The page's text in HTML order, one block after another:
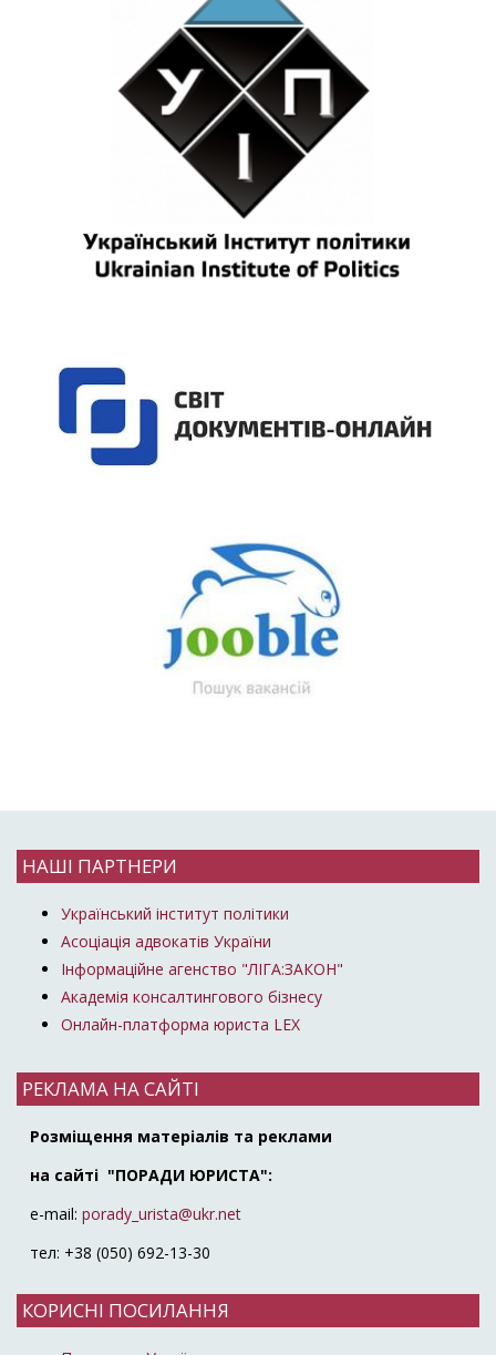
НАШІ ПАРТНЕРИ
Український інститут політики
Асоціація адвокатів України
Інформаційне агенство "ЛІГА:ЗАКОН"
Академія консалтингового бізнесу
Онлайн-платформа юриста LEX
РЕКЛАМА НА САЙТІ
Розміщення матеріалів та реклами
на сайті "ПОРАДИ ЮРИСТА":
e-mail: porady_urista@ukr.net
тел: +38 (050) 692-13-30
КОРИСНІ ПОСИЛАННЯ